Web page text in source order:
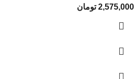
2,575,000 تومان